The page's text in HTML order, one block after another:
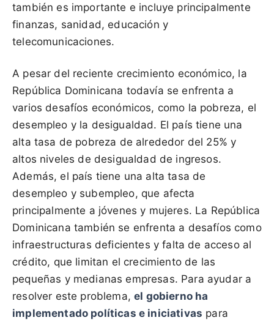
también es importante e incluye principalmente
finanzas, sanidad, educación y
telecomunicaciones.
A pesar del reciente crecimiento económico, la
República Dominicana todavía se enfrenta a
varios desafíos económicos, como la pobreza, el
desempleo y la desigualdad. El país tiene una
alta tasa de pobreza de alrededor del 25% y
altos niveles de desigualdad de ingresos.
Además, el país tiene una alta tasa de
desempleo y subempleo, que afecta
principalmente a jóvenes y mujeres. La República
Dominicana también se enfrenta a desafíos como
infraestructuras deficientes y falta de acceso al
crédito, que limitan el crecimiento de las
pequeñas y medianas empresas. Para ayudar a
resolver este problema,el gobierno ha
implementado políticas e iniciativas para